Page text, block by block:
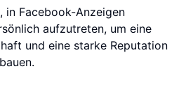
in Facebook-Anzeigen
aufzutreten, um eine
und eine starke Reputation